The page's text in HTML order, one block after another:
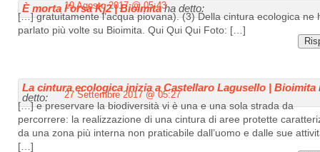
È morta l’orsa Kj2 | Bioimita ha detto:
19 Agosto 2017 @ 05:43
[…] gratuitamente l’acqua piovana). (3) Della cintura ecologica ne
parlato più volte su Bioimita. Qui Qui Qui Foto: […]
La cintura ecologica inizia a Castellaro Lagusello | Bioimita
detto:
27 Settembre 2017 @ 05:27
[…] e preservare la biodiversità vi è una e una sola strada da
percorrere: la realizzazione di una cintura di aree protette
da una zona più interna non praticabile dall’uomo e dalle sue
[…]